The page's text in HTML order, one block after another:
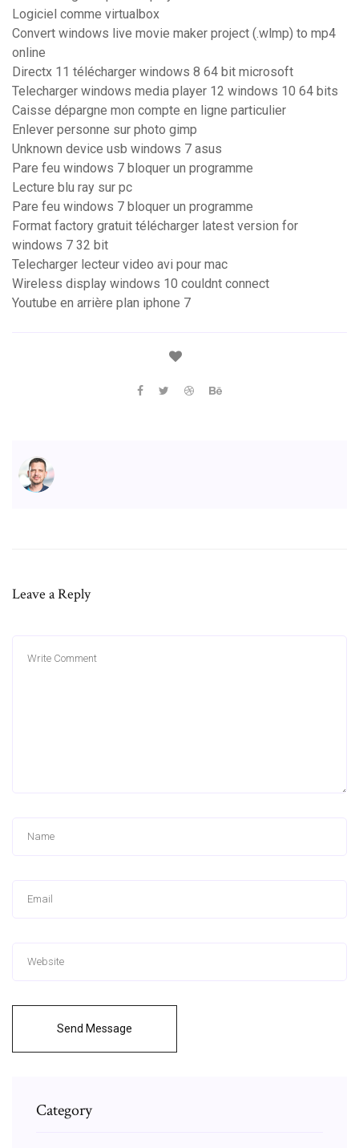
Logiciel comme virtualbox
Convert windows live movie maker project (.wlmp) to mp4
online
Directx 11 télécharger windows 8 64 bit microsoft
Telecharger windows media player 12 windows 10 64 bits
Caisse dépargne mon compte en ligne particulier
Enlever personne sur photo gimp
Unknown device usb windows 7 asus
Pare feu windows 7 bloquer un programme
Lecture blu ray sur pc
Pare feu windows 7 bloquer un programme
Format factory gratuit télécharger latest version for
windows 7 32 bit
Telecharger lecteur video avi pour mac
Wireless display windows 10 couldnt connect
Youtube en arrière plan iphone 7
Leave a Reply
Send Message
Category